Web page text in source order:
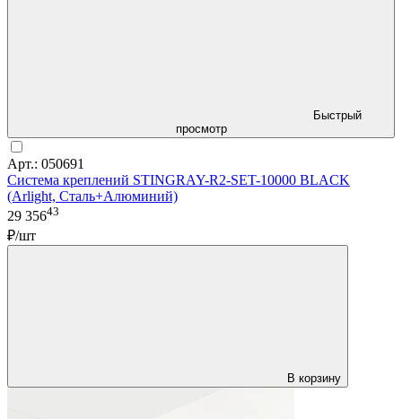
Быстрый
просмотр
Арт.: 050691
Система креплений STINGRAY-R2-SET-10000 BLACK
(Arlight, Сталь+Алюминий)
29 35643
₽/шт
В корзину